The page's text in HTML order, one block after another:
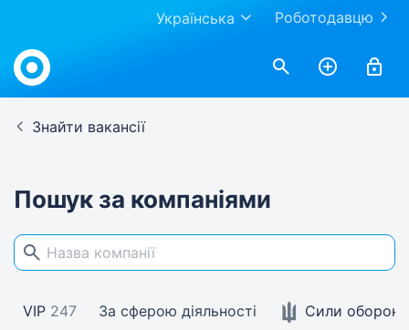
Роботодавцю
Українська
Work.ua
Знайти вакансії
Пошук за компаніями
VIP 247 За сферою діяльності Сили